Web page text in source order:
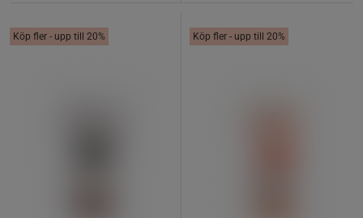
Köp fler - upp till 20% Köp fler - upp till 20%